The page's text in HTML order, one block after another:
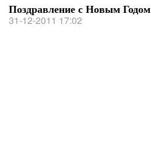
Поздравление с Новым Годом
31-12-2011 17:02